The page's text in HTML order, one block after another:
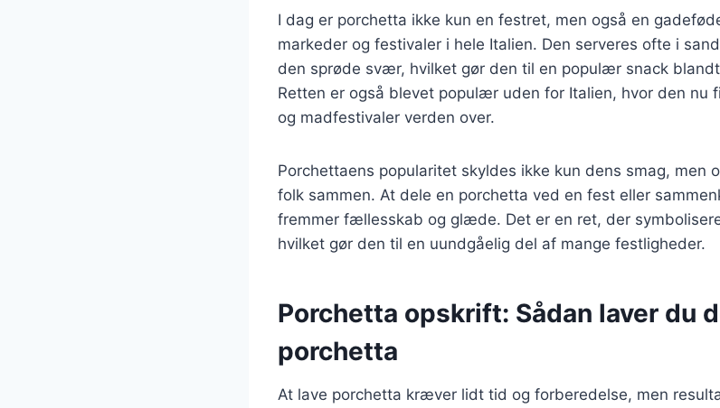
I dag er porchetta ikke kun en festret, men også en
markeder og festivaler i hele Italien. Den serveres ofte i
den sprøde svær, hvilket gør den til en populær snack
Retten er også blevet populær uden for Italien, hvor den nu
og madfestivaler verden over.
Porchettaens popularitet skyldes ikke kun dens smag, men
folk sammen. At dele en porchetta ved en fest eller
fremmer fællesskab og glæde. Det er en ret, der
hvilket gør den til en uundgåelig del af mange festligheder.
Porchetta opskrift: Sådan laver du
porchetta
At lave porchetta kræver lidt tid og forberedelse, men